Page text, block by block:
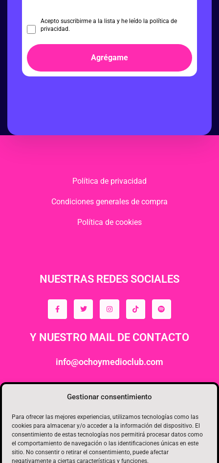
Gestionar consentimiento
Para ofrecer las mejores experiencias, utilizamos tecnologías como las
cookies para almacenar y/o acceder a la información del dispositivo. El
consentimiento de estas tecnologías nos permitirá procesar datos como
el comportamiento de navegación o las identificaciones únicas en este
sitio. No consentir o retirar el consentimiento, puede afectar
negativamente a ciertas características y funciones.
Acepto suscribirme a la lista y he leído la política de
privacidad.
Agrégame
Política de privacidad
Condiciones generales de compra
Política de cookies
NUESTRAS REDES SOCIALES
Y NUESTRO MAIL DE CONTACTO
info@ochoymedioclub.com
ORGANIZA